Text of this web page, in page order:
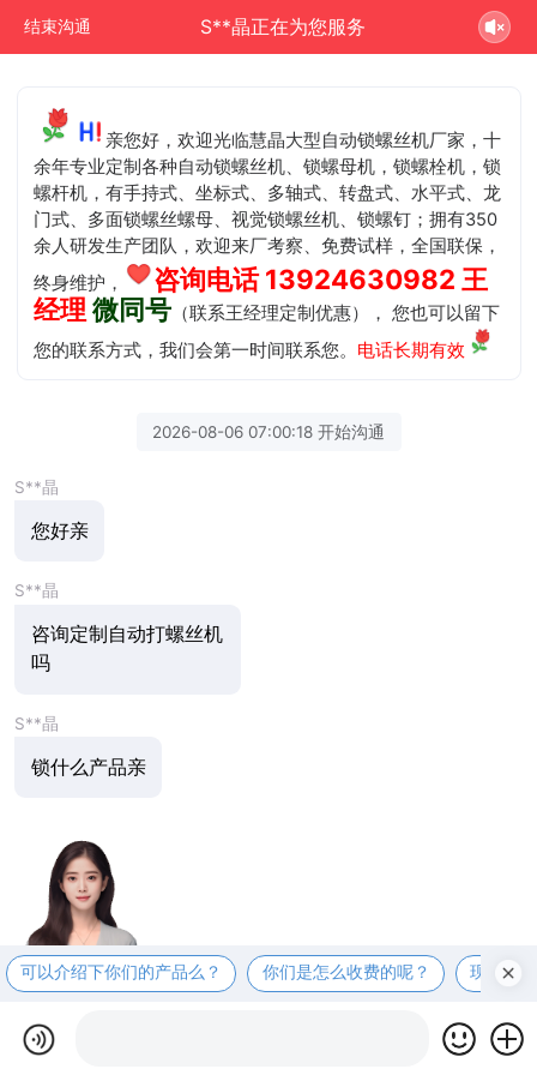
结束沟通 S**晶正在为您服务
亲您好，欢迎光临慧晶大型自动锁螺丝机厂家，十
余年专业定制各种自动锁螺丝机、锁螺母机，锁螺栓机，锁
螺杆机，有手持式、坐标式、多轴式、转盘式、水平式、龙
门式、多面锁螺丝螺母、视觉锁螺丝机、锁螺钉；拥有350
余人研发生产团队，欢迎来厂考察、免费试样，全国联保，
终身维护，
咨询电话 13924630982 王
经理微同号 （联系王经理定制优惠）， 您也可以留下
您的联系方式，我们会第一时间联系您。 电话长期有效
2026-08-06 07:00:18 开始沟通
S**晶
您好亲
S**晶
咨询定制自动打螺丝机
吗
S**晶
锁什么产品亲
可以介绍下你们的产品么？ 你们是怎么收费的呢？ 现在有